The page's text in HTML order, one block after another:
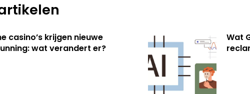
casino’s krijgen nieuwe
wat verandert er?
Wat